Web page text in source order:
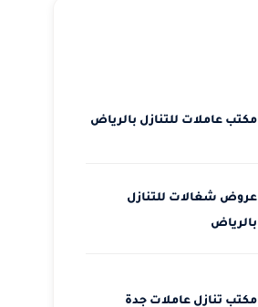
مكتب عاملات للتنازل بالرياض
عروض شغالات للتنازل
بالرياض
مكتب تنازل عاملات جدة